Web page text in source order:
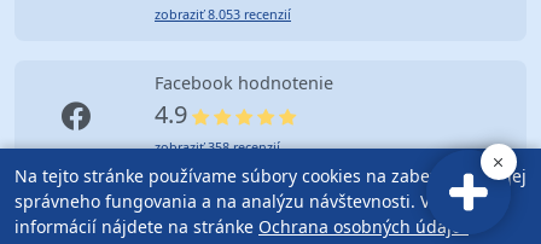
zobraziť 8.053 recenzií
Facebook hodnotenie
4.9
zobraziť 358 recenzií
© Copyright (2010-2026) Advokátska kancelária Bratislava |
Na tejto stránke používame súbory cookies na zabezpečenie jej
správneho fungovania a na analýzu návštevnosti. Viac
informácií nájdete na stránke Ochrana osobných údajov